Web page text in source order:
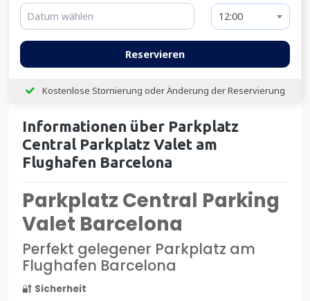
Informationen über Parkplatz
Central Parkplatz Valet am
Flughafen Barcelona
Parkplatz Central Parking
Valet Barcelona
Perfekt gelegener Parkplatz am
Flughafen Barcelona
🔐 Sicherheit
12:00
Reservieren
Kostenlose Stornierung oder Änderung der Reservierung